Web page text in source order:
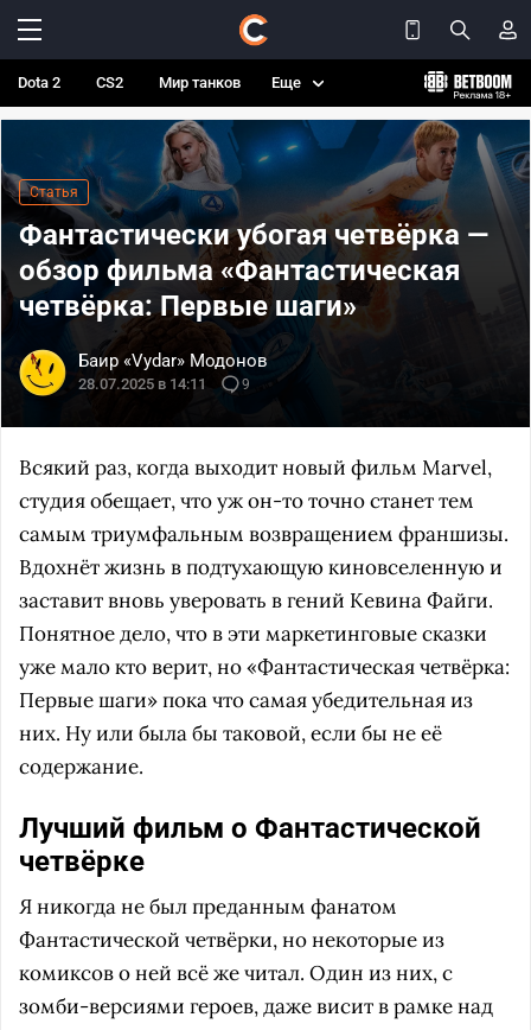
Dota 2 CS2 Мир танков Еще
Статья
Фантастически убогая четвёрка —
обзор фильма «Фантастическая
четвёрка: Первые шаги»
Баир «Vydar» Модонов
28.07.2025 в 14:11 9
Всякий раз, когда выходит новый фильм Marvel,
студия обещает, что уж он-то точно станет тем
самым триумфальным возвращением франшизы.
Вдохнёт жизнь в подтухающую киновселенную и
заставит вновь уверовать в гений Кевина Файги.
Понятное дело, что в эти маркетинговые сказки
уже мало кто верит, но «Фантастическая четвёрка:
Первые шаги» пока что самая убедительная из
них. Ну или была бы таковой, если бы не её
содержание.
Лучший фильм о Фантастической
четвёрке
Я никогда не был преданным фанатом
Фантастической четвёрки, но некоторые из
комиксов о ней всё же читал. Один из них, с
зомби-версиями героев, даже висит в рамке над